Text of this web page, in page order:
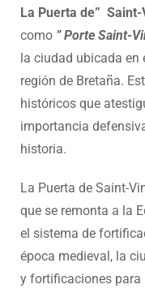
La Puerta de” Saint-
como ” Porte Saint-
la ciudad ubicada en
región de Bretaña.
históricos que
importancia
historia.
La Puerta de Saint-
que se remonta a la
el sistema de
época medieval, la
y fortificaciones para